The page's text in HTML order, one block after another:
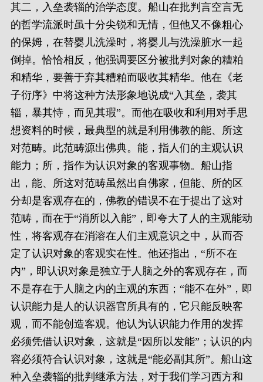
其二，入垒袭辎的治学态度。船山在批判言空言无
的哲学流派时虽十分尖锐和无情，但他又不像粗心
的保姆，在替婴儿洗澡时，将婴儿与洗澡脏水一起
倒掉。恰恰相反，他强调要区分被批判对象的糟粕
和精华，要善于弃其糟粕而吸收其精华。他在《老
子衍序》中将这种方法形象地说成“入其垒，袭其
辎，暴其恃，而见其瑕”。而他在吸收和利用对手思
想资料的时候，最典型的就是利用佛教的能、所这
对范畴。此范畴源出佛典。能，指人们的主观认识
能力；所，指作为认识对象的客观事物。船山指
出，能、所这对范畴虽然出自佛家，但能、所的区
分却是客观存在的，佛教的错误不在于提出了这对
范畴，而在于“消所以入能”，即夸大了人的主观能动
性，将客观存在消溶在人们主观意识之中，从而否
定了认识对象的客观实在性。他还指出，“所不在
内”，即认识对象是独立于人脑之外的客观存在，而
不是存在于人脑之内的主观的东西；“能不在外”，即
认识能力是人的认识器官所具有的，它只能反映客
观，而不能创造客观。他认为认识能力作用的发挥
必须凭借认识对象，这就是“因所以发能”；认识的内
容必须符合认识对象，这就是“能必副其所”。船山这
种入垒袭辎的批判继承方法，对于我们学习西方和